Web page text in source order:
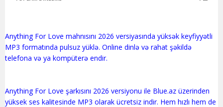
Anything For Love mahnısını 2026 versiyasında yüksək keyfiyyətli
MP3 formatında pulsuz yüklə. Online dinlə və rahat şəkildə
telefona və ya kompüterə endir.
Anything For Love şarkısını 2026 versiyonu ile Blue.az üzerinden
yüksek ses kalitesinde MP3 olarak ücretsiz indir. Hem hızlı hem de